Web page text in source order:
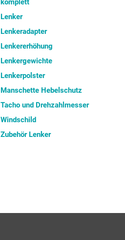
komplett
Lenker
Lenkeradapter
Lenkererhöhung
Lenkergewichte
Lenkerpolster
Manschette Hebelschutz
Tacho und Drehzahlmesser
Windschild
Zubehör Lenker